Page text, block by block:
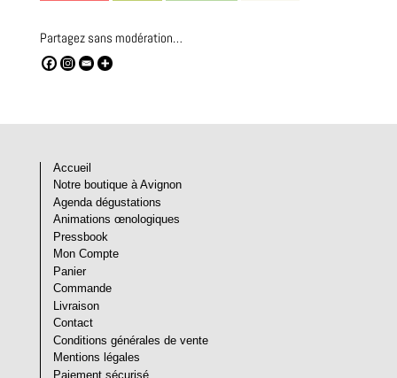
Partagez sans modération…
Accueil
Notre boutique à Avignon
Agenda dégustations
Animations œnologiques
Pressbook
Mon Compte
Panier
Commande
Livraison
Contact
Conditions générales de vente
Mentions légales
Paiement sécurisé